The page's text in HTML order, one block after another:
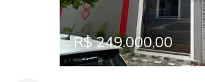
R$ 249.000,00